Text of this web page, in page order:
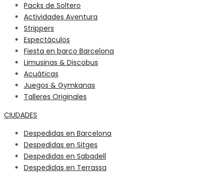
Packs de Soltero
Actividades Aventura
Strippers
Espectáculos
Fiesta en barco Barcelona
Limusinas & Discobus
Acuáticas
Juegos & Gymkanas
Talleres Originales
CIUDADES
Despedidas en Barcelona
Despedidas en Sitges
Despedidas en Sabadell
Despedidas en Terrassa